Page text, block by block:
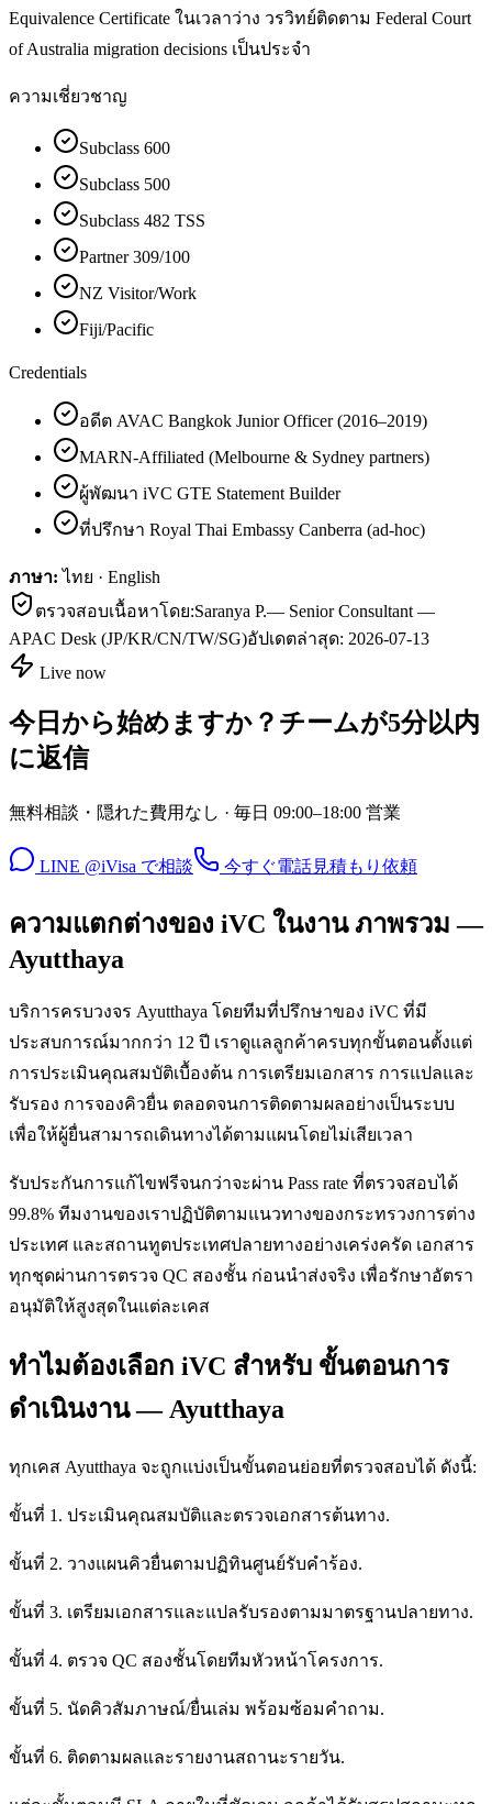
Equivalence Certificate ในเวลาว่าง วรวิทย์ติดตาม Federal Court
of Australia migration decisions เป็นประจำ
ความเชี่ยวชาญ
Subclass 600
Subclass 500
Subclass 482 TSS
Partner 309/100
NZ Visitor/Work
Fiji/Pacific
Credentials
อดีต AVAC Bangkok Junior Officer (2016–2019)
MARN-Affiliated (Melbourne & Sydney partners)
ผู้พัฒนา iVC GTE Statement Builder
ที่ปรึกษา Royal Thai Embassy Canberra (ad-hoc)
ภาษา: ไทย · English
ตรวจสอบเนื้อหาโดย:Saranya P.— Senior Consultant —
APAC Desk (JP/KR/CN/TW/SG)อัปเดตล่าสุด: 2026-07-13
Live now
今日から始めますか？チームが5分以内
に返信
無料相談・隠れた費用なし · 毎日 09:00–18:00 営業
LINE @iVisa で相談 今すぐ電話見積もり依頼
ความแตกต่างของ iVC ในงาน ภาพรวม —
Ayutthaya
บริการครบวงจร Ayutthaya โดยทีมที่ปรึกษาของ iVC ที่มี
ประสบการณ์มากกว่า 12 ปี เราดูแลลูกค้าครบทุกขั้นตอนตั้งแต่
การประเมินคุณสมบัติเบื้องต้น การเตรียมเอกสาร การแปลและ
รับรอง การจองคิวยื่น ตลอดจนการติดตามผลอย่างเป็นระบบ
เพื่อให้ผู้ยื่นสามารถเดินทางได้ตามแผนโดยไม่เสียเวลา
รับประกันการแก้ไขฟรีจนกว่าจะผ่าน Pass rate ที่ตรวจสอบได้
99.8% ทีมงานของเราปฏิบัติตามแนวทางของกระทรวงการต่าง
ประเทศ และสถานทูตประเทศปลายทางอย่างเคร่งครัด เอกสาร
ทุกชุดผ่านการตรวจ QC สองชั้น ก่อนนำส่งจริง เพื่อรักษาอัตรา
อนุมัติให้สูงสุดในแต่ละเคส
ทำไมต้องเลือก iVC สำหรับ ขั้นตอนการ
ดำเนินงาน — Ayutthaya
ทุกเคส Ayutthaya จะถูกแบ่งเป็นขั้นตอนย่อยที่ตรวจสอบได้ ดังนี้:
ขั้นที่ 1. ประเมินคุณสมบัติและตรวจเอกสารต้นทาง.
ขั้นที่ 2. วางแผนคิวยื่นตามปฏิทินศูนย์รับคำร้อง.
ขั้นที่ 3. เตรียมเอกสารและแปลรับรองตามมาตรฐานปลายทาง.
ขั้นที่ 4. ตรวจ QC สองชั้นโดยทีมหัวหน้าโครงการ.
ขั้นที่ 5. นัดคิวสัมภาษณ์/ยื่นเล่ม พร้อมซ้อมคำถาม.
ขั้นที่ 6. ติดตามผลและรายงานสถานะรายวัน.